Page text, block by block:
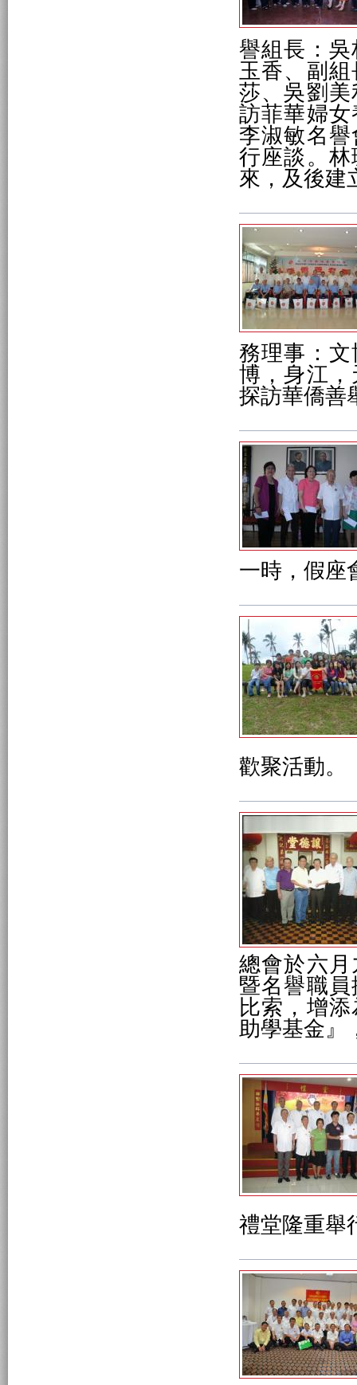
譽組長：
玉香、副
莎、吳劉
訪菲華婦
李淑敏名
行座談。
來，及後建
務理事：
博，身江
探訪華僑善
一時，假座
歡聚活動。
總會於六
暨名譽職
比索，增
助學基金』
禮堂隆重舉